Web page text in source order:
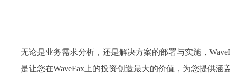
无论是业务需求分析，还是解决方案的部署与实施，
是让您在WaveFax上的投资创造最大的价值，为您提供